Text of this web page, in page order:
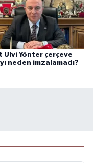
Ulvi Yönter çerçeve
neden imzalamadı?